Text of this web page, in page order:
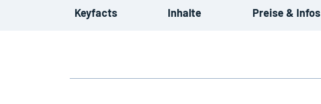
Keyfacts Inhalte Preise & Infos